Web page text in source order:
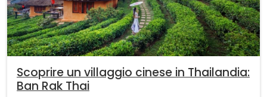
Scoprire un villaggio cinese in Thailandia:
Ban Rak Thai